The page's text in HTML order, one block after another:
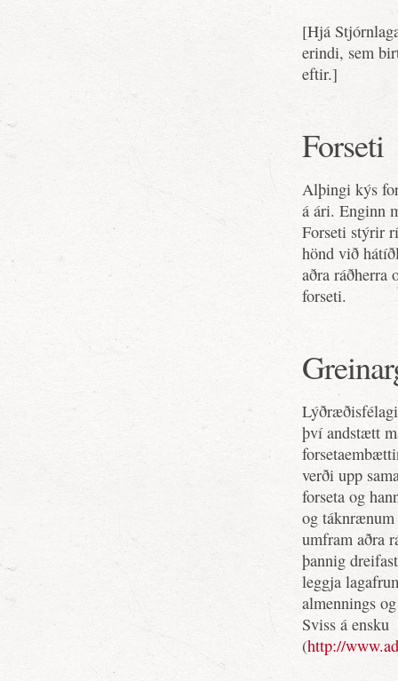
[Hjá
erindi, sem
eftir.]
Forseti
Alþingi kýs
á ári. Enginn
Forseti stýrir
hönd við
aðra ráðherra
forseti.
því andstætt
verði upp
forseta og
og
umfram aðra
þannig
leggja
almennings
Sviss á ensku
(http://